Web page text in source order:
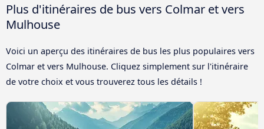
Plus d'itinéraires de bus vers Colmar et vers
Mulhouse
Voici un aperçu des itinéraires de bus les plus populaires vers
Colmar et vers Mulhouse. Cliquez simplement sur l'itinéraire
de votre choix et vous trouverez tous les détails !